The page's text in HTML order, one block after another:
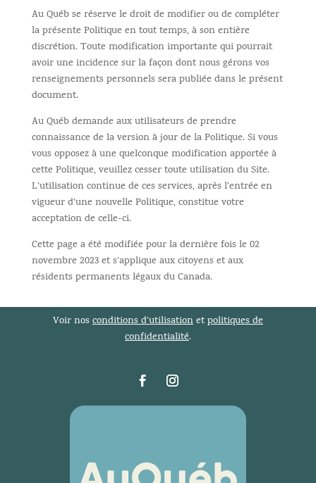
Au Québ se réserve le droit de modifier ou de compléter
la présente Politique en tout temps, à son entière
discrétion. Toute modification importante qui pourrait
avoir une incidence sur la façon dont nous gérons vos
renseignements personnels sera publiée dans le présent
document.
Au Québ demande aux utilisateurs de prendre
connaissance de la version à jour de la Politique. Si vous
vous opposez à une quelconque modification apportée à
cette Politique, veuillez cesser toute utilisation du Site.
L’utilisation continue de ces services, après l’entrée en
vigueur d’une nouvelle Politique, constitue votre
acceptation de celle-ci.
Cette page a été modifiée pour la dernière fois le 02
novembre 2023 et s’applique aux citoyens et aux
résidents permanents légaux du Canada.
Voir nosconditions d’utilisationetpolitiques de
confidentialité.